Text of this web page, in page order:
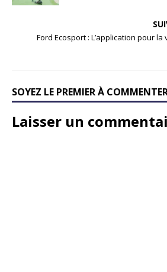
Ford Ecosport : L’application pour la
SOYEZ LE PREMIER À
Laisser un